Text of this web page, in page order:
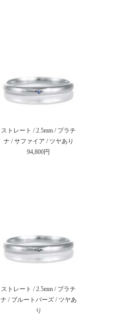
ストレート / 2.5mm / プラチ
ナ / サファイア / ツヤあり
94,800円
ストレート / 2.5mm / プラチ
ナ / ブルートパーズ / ツヤあ
り